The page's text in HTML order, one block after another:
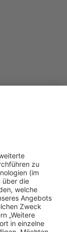
mir
und für